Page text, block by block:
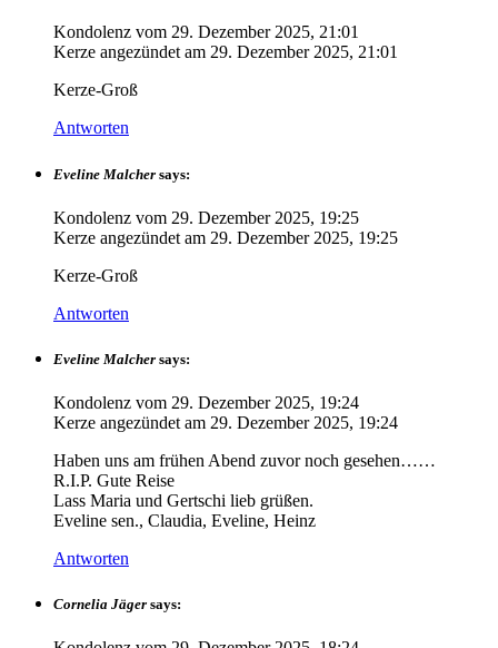
Kondolenz vom 29. Dezember 2025, 21:01
Kerze angezündet am 29. Dezember 2025, 21:01
Kerze-Groß
Antworten
Eveline Malcher says:
Kondolenz vom 29. Dezember 2025, 19:25
Kerze angezündet am 29. Dezember 2025, 19:25
Kerze-Groß
Antworten
Eveline Malcher says:
Kondolenz vom 29. Dezember 2025, 19:24
Kerze angezündet am 29. Dezember 2025, 19:24
Haben uns am frühen Abend zuvor noch gesehen……
R.I.P. Gute Reise
Lass Maria und Gertschi lieb grüßen.
Eveline sen., Claudia, Eveline, Heinz
Antworten
Cornelia Jäger says: